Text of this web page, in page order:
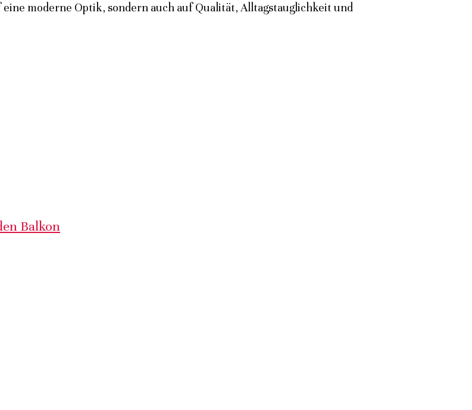
moderne Optik, sondern auch auf Qualität, Alltagstauglichkeit und
Balkon